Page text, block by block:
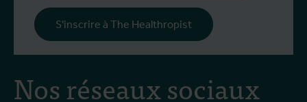
Nos réseaux sociaux
S'inscrire à The Healthropist